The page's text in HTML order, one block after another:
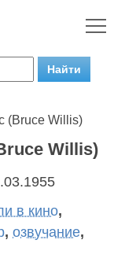
(Bruce Willis)
Willis)
в кино,
, озвучание,